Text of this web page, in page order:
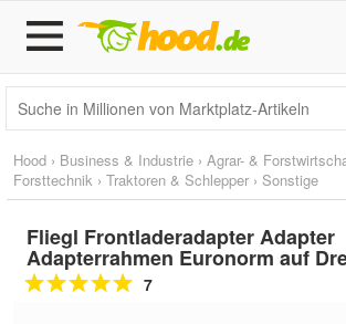
Hood › Business & Industrie › Agrar- &
Forsttechnik › Traktoren & Schlepper › Sonstige
Fliegl Frontladeradapter Adapter
Adapterrahmen Euronorm auf
7